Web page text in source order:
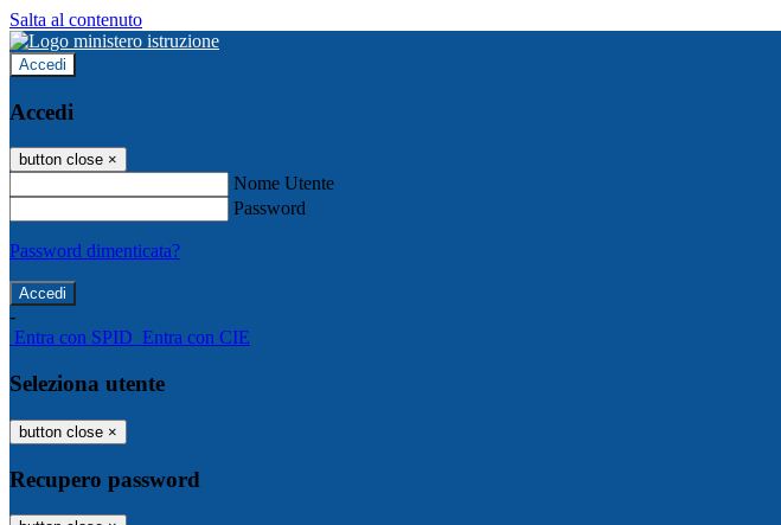
Salta al contenuto
Accedi
Accedi
button close ×
Nome Utente
Password
Password dimenticata?
-
Entra con SPID Entra con CIE
Seleziona utente
button close ×
Recupero password